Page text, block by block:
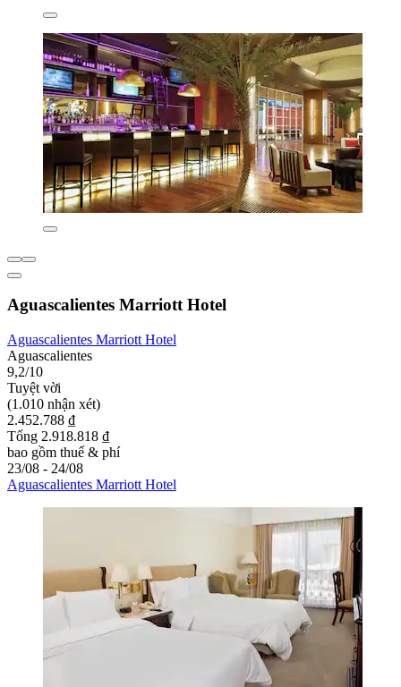
Aguascalientes Marriott Hotel
Aguascalientes Marriott Hotel
Aguascalientes
9,2/10
Tuyệt vời
(1.010 nhận xét)
2.452.788 ₫
Tổng 2.918.818 ₫
bao gồm thuế & phí
23/08 - 24/08
Aguascalientes Marriott Hotel